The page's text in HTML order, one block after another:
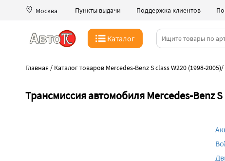
Москва Пункты выдачи Поддержка клиентов
Каталог
Главная / Каталог товаров Mercedes-Benz S class W220 (1998-2005)/
Трансмиссия автомобиля Mercedes-Benz S